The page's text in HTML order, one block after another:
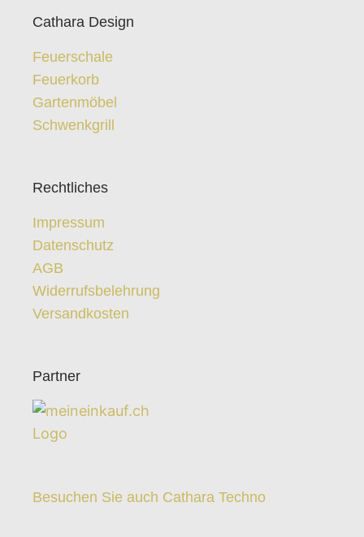
Cathara Design
Feuerschale
Feuerkorb
Gartenmöbel
Schwenkgrill
Rechtliches
Impressum
Datenschutz
AGB
Widerrufsbelehrung
Versandkosten
Partner
Besuchen Sie auch Cathara Techno